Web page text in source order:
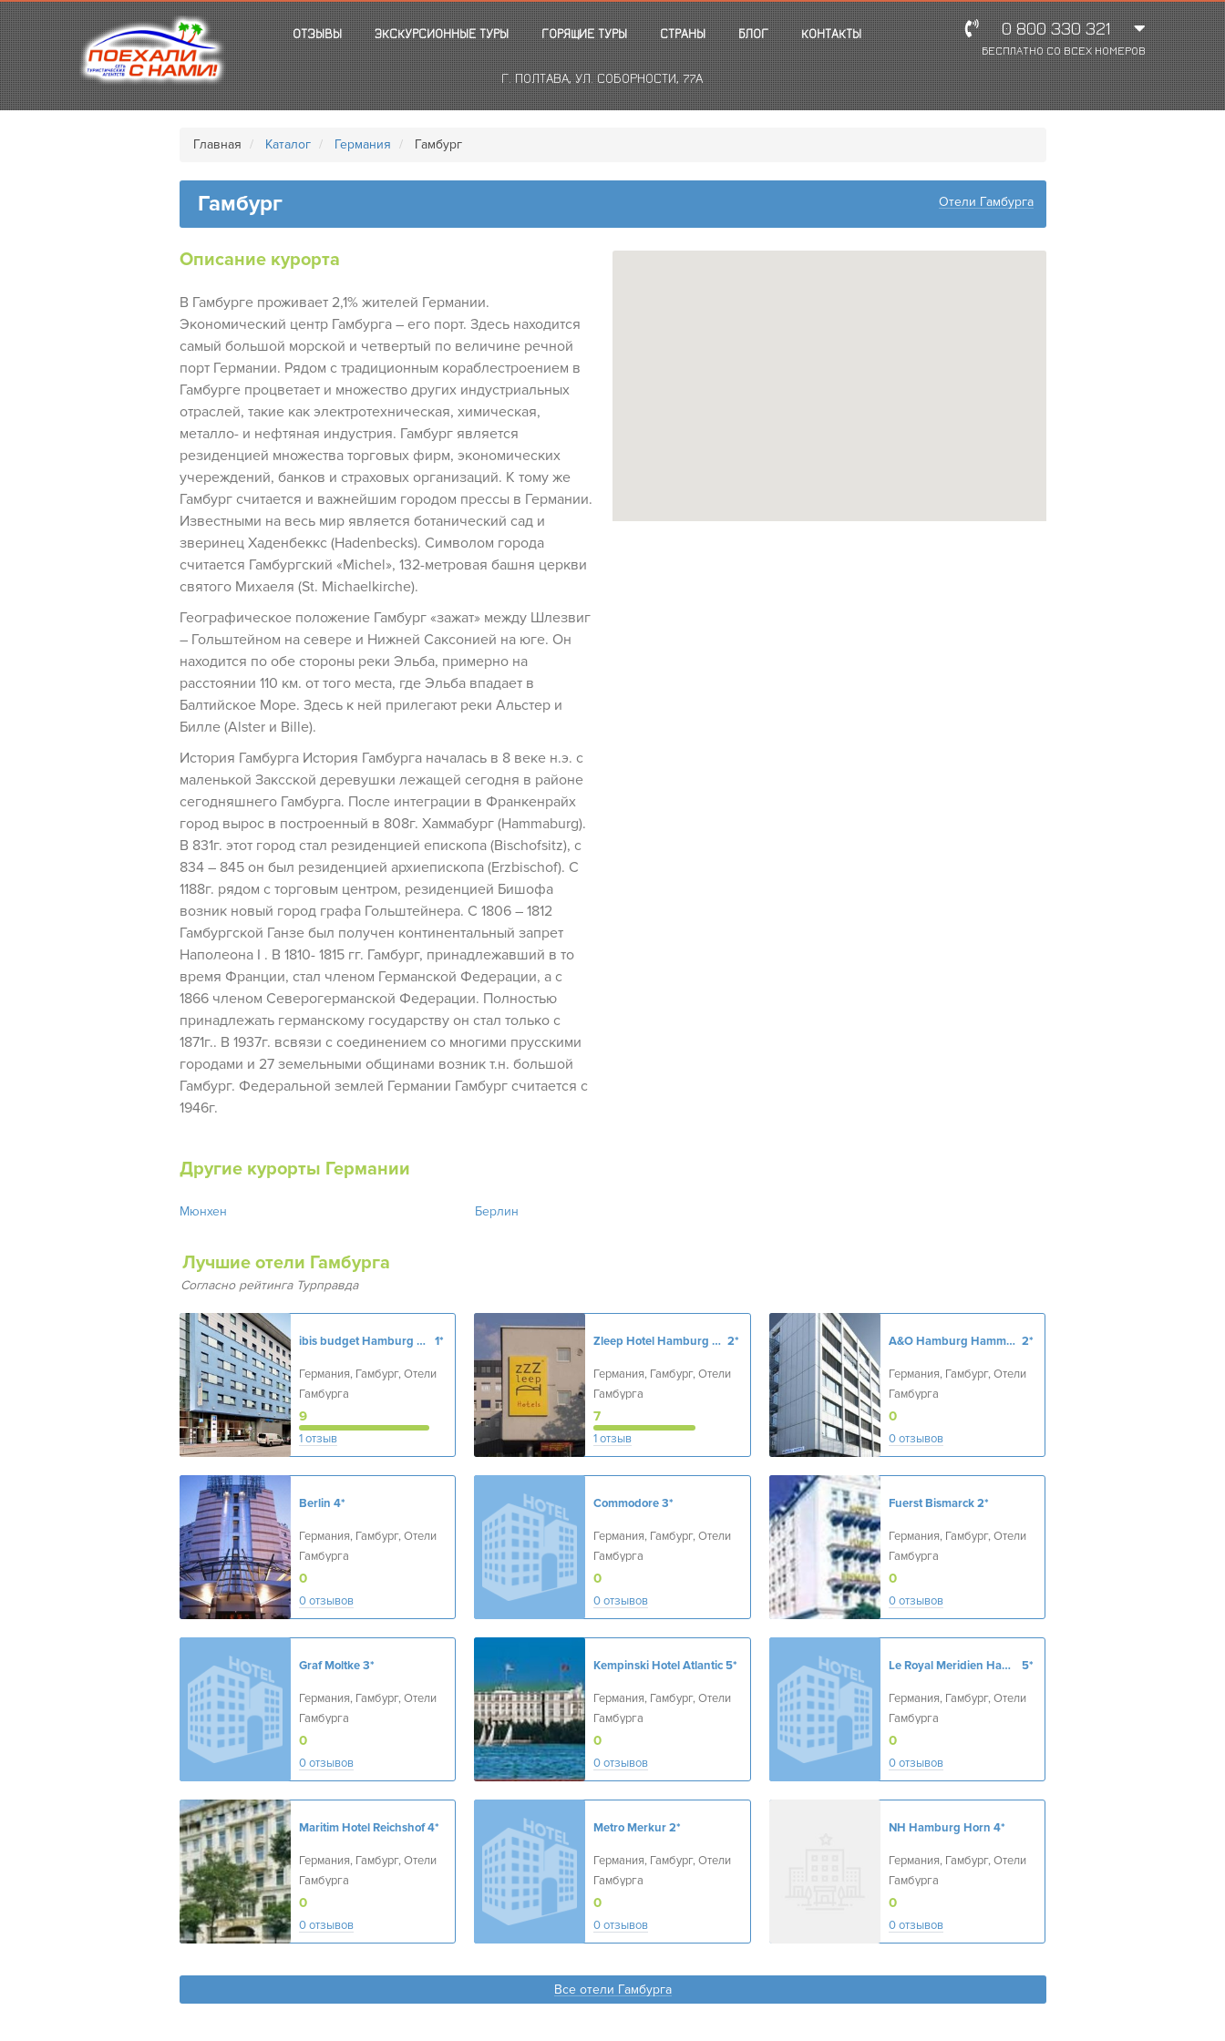
ОТЗЫВЫ ЭКСКУРСИОННЫЕ ТУРЫ ГОРЯЩИЕ ТУРЫ СТРАНЫ БЛОГ КОНТАКТЫ
Г. ПОЛТАВА, УЛ. СОБОРНОСТИ, 77А
0 800 330 321
БЕСПЛАТНО СО ВСЕХ НОМЕРОВ
Главная Каталог Германия Гамбург
Гамбург Отели Гамбурга
Описание курорта
В Гамбурге проживает 2,1% жителей Германии.
Экономический центр Гамбурга – его порт. Здесь находится
самый большой морской и четвертый по величине речной
порт Германии. Рядом с традиционным кораблестроением в
Гамбурге процветает и множество других индустриальных
отраслей, такие как электротехническая, химическая,
металло- и нефтяная индустрия. Гамбург является
резиденцией множества торговых фирм, экономических
учереждений, банков и страховых организаций. К тому же
Гамбург считается и важнейшим городом прессы в Германии.
Известными на весь мир является ботанический сад и
зверинец Хаденбеккс (Hadenbecks). Символом города
считается Гамбургский «Michel», 132-метровая башня церкви
святого Михаеля (St. Michaelkirche).
Географическое положение Гамбург «зажат» между Шлезвиг
– Гольштейном на севере и Нижней Саксонией на юге. Он
находится по обе стороны реки Эльба, примерно на
расстоянии 110 км. от того места, где Эльба впадает в
Балтийское Море. Здесь к ней прилегают реки Альстер и
Билле (Alster и Bille).
История Гамбурга История Гамбурга началась в 8 веке н.э. с
маленькой Заксской деревушки лежащей сегодня в районе
сегодняшнего Гамбурга. После интеграции в Франкенрайх
город вырос в построенный в 808г. Хаммабург (Hammaburg).
В 831г. этот город стал резиденцией епископа (Bischofsitz), с
834 – 845 он был резиденцией архиепископа (Erzbischof). С
1188г. рядом с торговым центром, резиденцией Бишофа
возник новый город графа Гольштейнера. С 1806 – 1812
Гамбургской Ганзе был получен континентальный запрет
Наполеона I . В 1810- 1815 гг. Гамбург, принадлежавший в то
время Франции, стал членом Германской Федерации, а с
1866 членом Северогерманской Федерации. Полностью
принадлежать германскому государству он стал только с
1871г.. В 1937г. всвязи с соединением со многими прусскими
городами и 27 земельными общинами возник т.н. большой
Гамбург. Федеральной землей Германии Гамбург считается с
1946г.
Другие курорты Германии
Мюнхен Берлин
Лучшие отели Гамбурга
Согласно рейтинга Турправда
ibis budget Hamburg St Pauli Messe 1*
Германия, Гамбург, Отели
Гамбурга
9
1 отзыв
Zleep Hotel Hamburg City 2*
Германия, Гамбург, Отели
Гамбурга
7
1 отзыв
A&O Hamburg Hammer Kirche 2*
Германия, Гамбург, Отели
Гамбурга
0
0 отзывов
Berlin 4*
Германия, Гамбург, Отели
Гамбурга
0
0 отзывов
Commodore3*
Германия, Гамбург, Отели
Гамбурга
0
0 отзывов
Fuerst Bismarck2*
Германия, Гамбург, Отели
Гамбурга
0
0 отзывов
Graf Moltke 3*
Германия, Гамбург, Отели
Гамбурга
0
0 отзывов
Kempinski Hotel Atlantic5*
Германия, Гамбург, Отели
Гамбурга
0
0 отзывов
Le Royal Meridien Hamburg 5*
Германия, Гамбург, Отели
Гамбурга
0
0 отзывов
Maritim Hotel Reichshof 4*
Германия, Гамбург, Отели
Гамбурга
0
0 отзывов
Metro Merkur2*
Германия, Гамбург, Отели
Гамбурга
0
0 отзывов
NH Hamburg Horn 4*
Германия, Гамбург, Отели
Гамбурга
0
0 отзывов
Все отели Гамбурга